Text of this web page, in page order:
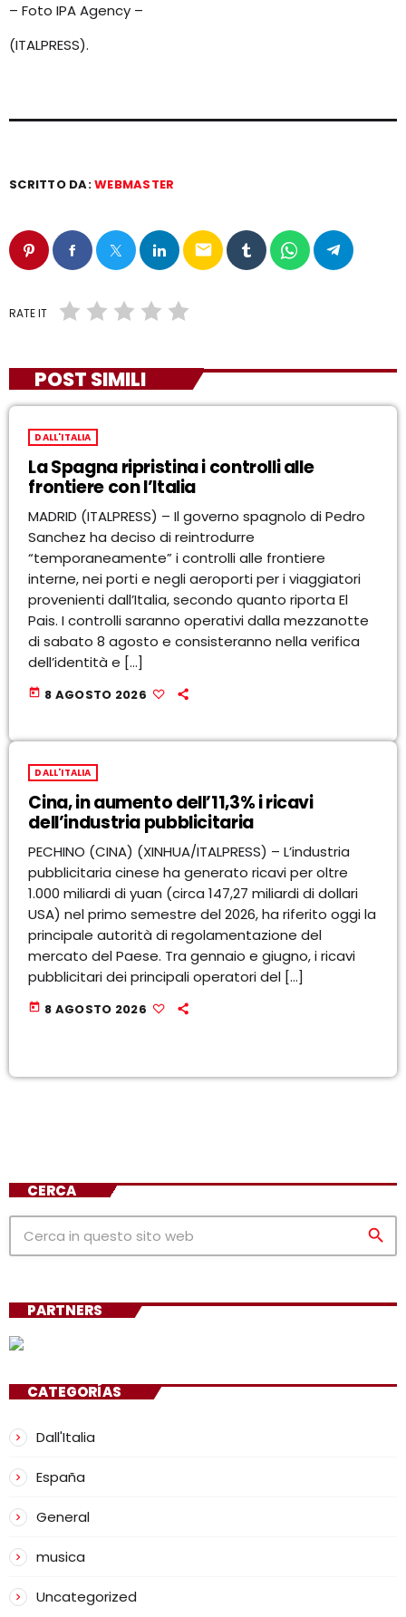
– Foto IPA Agency –
(ITALPRESS).
SCRITTO DA:WEBMASTER
email
RATE IT
POST SIMILI
DALL'ITALIA
La Spagna ripristina i controlli alle
frontiere con l’Italia
MADRID (ITALPRESS) – Il governo spagnolo di Pedro
Sanchez ha deciso di reintrodurre
“temporaneamente” i controlli alle frontiere
interne, nei porti e negli aeroporti per i viaggiatori
provenienti dall’Italia, secondo quanto riporta El
Pais. I controlli saranno operativi dalla mezzanotte
di sabato 8 agosto e consisteranno nella verifica
dell’identità e […]
today 8 AGOSTO 2026
DALL'ITALIA
Cina, in aumento dell’11,3% i ricavi
dell’industria pubblicitaria
PECHINO (CINA) (XINHUA/ITALPRESS) – L’industria
pubblicitaria cinese ha generato ricavi per oltre
1.000 miliardi di yuan (circa 147,27 miliardi di dollari
USA) nel primo semestre del 2026, ha riferito oggi la
principale autorità di regolamentazione del
mercato del Paese. Tra gennaio e giugno, i ricavi
pubblicitari dei principali operatori del […]
today 8 AGOSTO 2026
CERCA
search
PARTNERS
CATEGORÍAS
Dall'Italia
España
General
musica
Uncategorized